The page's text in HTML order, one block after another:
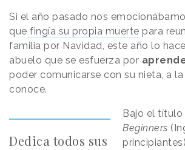
Si el año pasado nos
que fingía su propia muerte para
familia por Navidad, este año lo
abuelo que se esfuerza por
poder comunicarse con su nieta, a
conoce.
Dedica todos sus
Bajo el
Beginners